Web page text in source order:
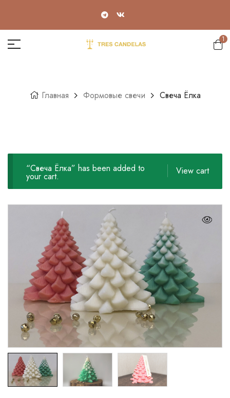
1
Главная Формовые свечи Свеча Ёлка
View cart
“Свеча Ёлка” has been added to
your cart.